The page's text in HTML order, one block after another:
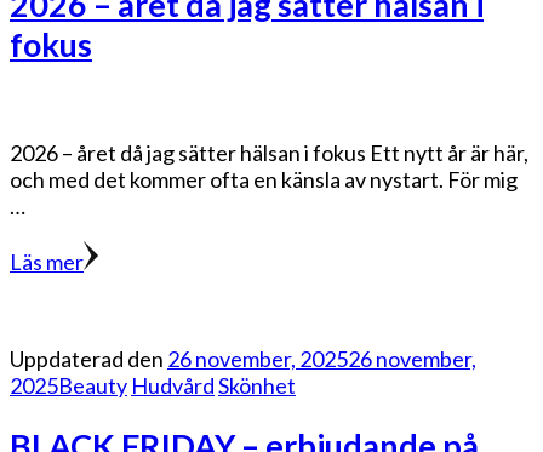
fokus
2026 – året då jag sätter hälsan i fokus Ett nytt år är här,
och med det kommer ofta en känsla av nystart. För mig
…
Läs mer
Uppdaterad den 26 november, 202526 november,
2025Beauty HudvårdSkönhet